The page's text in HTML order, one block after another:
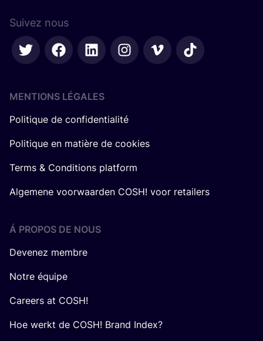
Suivez nous
MENTIONS LÉGALES
Politique de confidentialité
Politique en matière de cookies
Terms & Conditions platform
Algemene voorwaarden COSH! voor retailers
Á PROPOS DE NOUS
Devenez membre
Notre équipe
Careers at COSH!
Hoe werkt de COSH! Brand Index?